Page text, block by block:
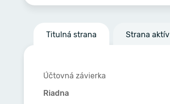
Titulná strana Strana aktív
Účtovná závierka
Riadna